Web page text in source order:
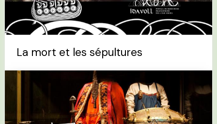
La mort et les sépultures